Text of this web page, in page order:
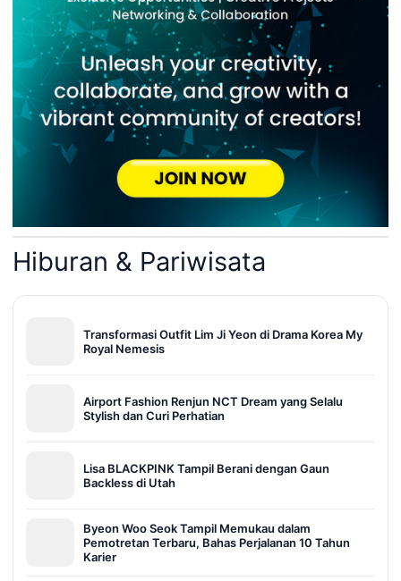
Hiburan & Pariwisata
Transformasi Outfit Lim Ji Yeon di Drama Korea My
Royal Nemesis
Airport Fashion Renjun NCT Dream yang Selalu
Stylish dan Curi Perhatian
Lisa BLACKPINK Tampil Berani dengan Gaun
Backless di Utah
Byeon Woo Seok Tampil Memukau dalam
Pemotretan Terbaru, Bahas Perjalanan 10 Tahun
Karier